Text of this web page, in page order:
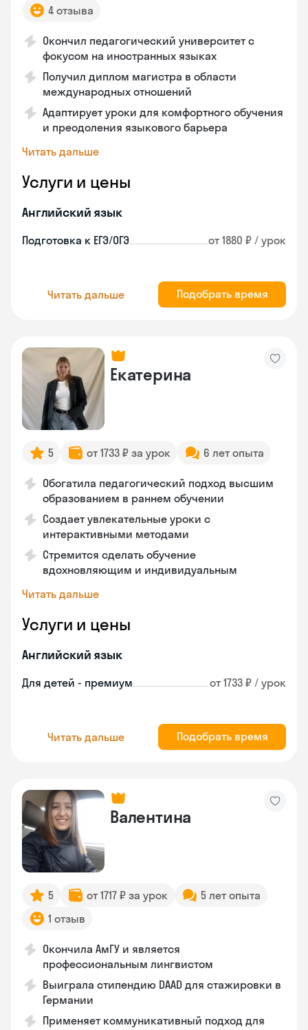
4 отзыва
Окончил педагогический университет с
фокусом на иностранных языках
Получил диплом магистра в области
международных отношений
Адаптирует уроки для комфортного обучения
и преодоления языкового барьера
Читать дальше
Услуги и цены
Английский язык
Подготовка к ЕГЭ/ОГЭ от 1880 ₽ / урок
Читать дальше Подобрать время
Екатерина
5 от 1733 ₽ за урок 6 лет опыта
Обогатила педагогический подход высшим
образованием в раннем обучении
Создает увлекательные уроки с
интерактивными методами
Стремится сделать обучение
вдохновляющим и индивидуальным
Читать дальше
Услуги и цены
Английский язык
Для детей - премиум от 1733 ₽ / урок
Читать дальше Подобрать время
Валентина
5 от 1717 ₽ за урок
5 лет опыта
1 отзыв
Окончила АмГУ и является
профессиональным лингвистом
Выиграла стипендию DAAD для стажировки в
Германии
Применяет коммуникативный подход для